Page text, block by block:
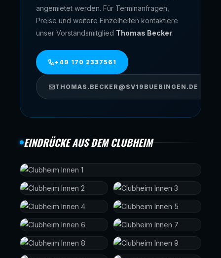
angemietet werden. Für Terminanfragen,
Preise und weitere Einzelheiten kontaktiere
unser Vorstandsmitglied Thomas Becker.
+49 170 2337561
THOMAS.BECKER@SV19BUEBINGEN.DE
EINDRÜCKE AUS DEM CLUBHEIM